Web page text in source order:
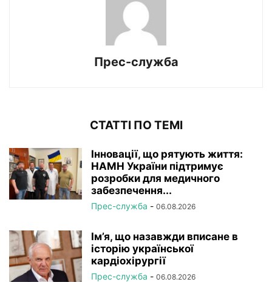
Прес-служба
СТАТТІ ПО ТЕМІ
Інновації, що рятують життя:
НАМН України підтримує
розробки для медичного
забезпечення...
Прес-служба - 06.08.2026
Ім’я, що назавжди вписане в
історію української
кардіохірургії
Прес-служба - 06.08.2026